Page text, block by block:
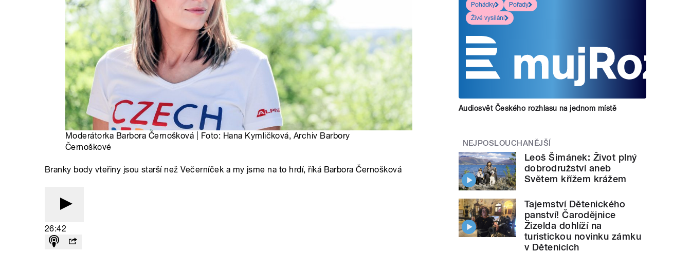
Moderátorka Barbora Černošková | Foto: Hana Kymličková, Archiv Barbory
Černoškové
Branky body vteřiny jsou starší než Večerníček a my jsme na to hrdí, říká Barbora Černošková
26:42
Pohádky
Pořady
Živé vysílání
Audiosvět Českého rozhlasu na jednom místě
NEJPOSLOUCHANĚJŠÍ
Leoš Šimánek: Život plný
dobrodružství aneb
Světem křížem krážem
Tajemství Dětenického
panství! Čarodějnice
Žizelda dohlíží na
turistickou novinku zámku
v Dětenicích